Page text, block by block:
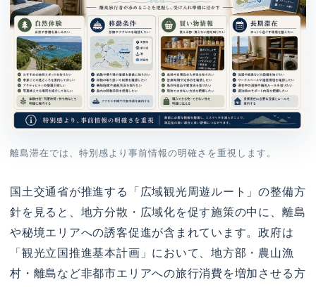
離島滞在では、特別感より事前情報の明確さを重視します。
国土交通省が推進する「広域観光周遊ルート」の整備方
針を見ると、地方分散・広域化を促す施策の中に、離島
や秘境エリアへの誘客促進が含まれています。政府は
「観光立国推進基本計画」において、地方部・農山漁
村・離島など非都市エリアへの旅行消費を増加させる方